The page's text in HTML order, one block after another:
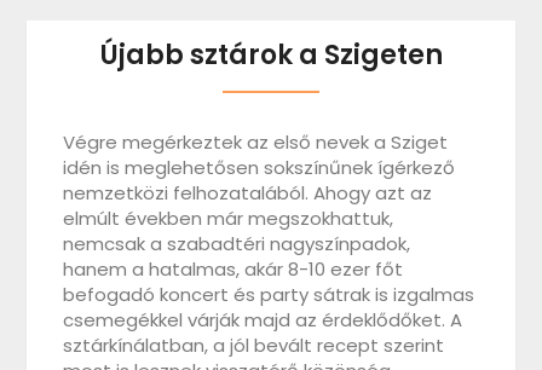
Újabb sztárok a Szigeten
Végre megérkeztek az első nevek a Sziget
idén is meglehetősen sokszínűnek ígérkező
nemzetközi felhozatalából. Ahogy azt az
elmúlt években már megszokhattuk,
nemcsak a szabadtéri nagyszínpadok,
hanem a hatalmas, akár 8-10 ezer főt
befogadó koncert és party sátrak is izgalmas
csemegékkel várják majd az érdeklődőket. A
sztárkínálatban, a jól bevált recept szerint